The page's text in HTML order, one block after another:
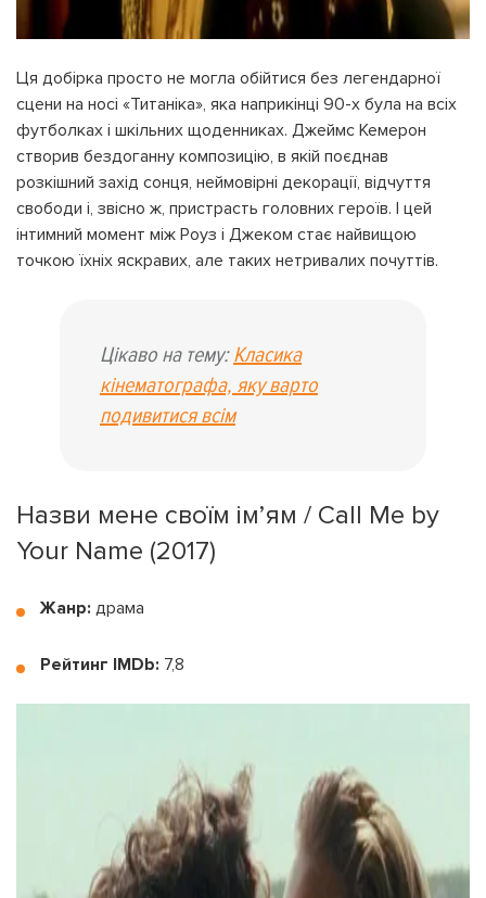
Ця добірка просто не могла обійтися без легендарної
сцени на носі «Титаніка», яка наприкінці 90-х була на всіх
футболках і шкільних щоденниках. Джеймс Кемерон
створив бездоганну композицію, в якій поєднав
розкішний захід сонця, неймовірні декорації, відчуття
свободи і, звісно ж, пристрасть головних героїв. І цей
інтимний момент між Роуз і Джеком стає найвищою
точкою їхніх яскравих, але таких нетривалих почуттів.
Цікаво на тему: Класика
кінематографа, яку варто
подивитися всім
Назви мене своїм ім’ям / Call Me by
Your Name (2017)
Жанр: драма
Рейтинг IMDb: 7,8